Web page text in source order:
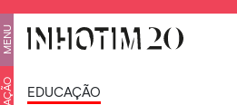
MENU
EDUCAÇÃO